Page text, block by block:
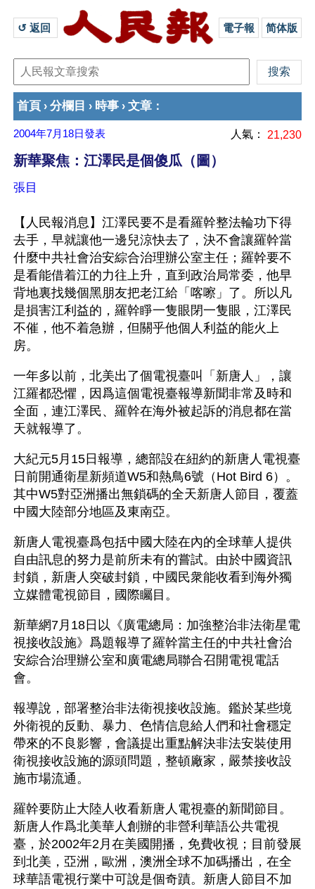
↺ 返回 電子報 简体版
首頁 › 分欄目 › 時事 › 文章 ：
2004年7月18日發表 人氣： 21,230
新華聚焦：江澤民是個傻瓜（圖）
張目
【人民報消息】江澤民要不是看羅幹整法輪功下得
去手，早就讓他一邊兒涼快去了，決不會讓羅幹當
什麼中共社會治安綜合治理辦公室主任；羅幹要不
是看能借着江的力往上升，直到政治局常委，他早
背地裏找幾個黑朋友把老江給「喀嚓」了。所以凡
是損害江利益的，羅幹睜一隻眼閉一隻眼，江澤民
不催，他不着急辦，但關乎他個人利益的能火上
房。
一年多以前，北美出了個電視臺叫「新唐人」，讓
江羅都恐懼，因爲這個電視臺報導新聞非常及時和
全面，連江澤民、羅幹在海外被起訴的消息都在當
天就報導了。
大紀元5月15日報導，總部設在紐約的新唐人電視臺
日前開通衛星新頻道W5和熱鳥6號（Hot Bird 6）。
其中W5對亞洲播出無鎖碼的全天新唐人節目，覆蓋
中國大陸部分地區及東南亞。
新唐人電視臺爲包括中國大陸在內的全球華人提供
自由訊息的努力是前所未有的嘗試。由於中國資訊
封鎖，新唐人突破封鎖，中國民衆能收看到海外獨
立媒體電視節目，國際矚目。
新華網7月18日以《廣電總局：加強整治非法衛星電
視接收設施》爲題報導了羅幹當主任的中共社會治
安綜合治理辦公室和廣電總局聯合召開電視電話
會。
報導說，部署整治非法衛視接收設施。鑑於某些境
外衛視的反動、暴力、色情信息給人們和社會穩定
帶來的不良影響，會議提出重點解決非法安裝使用
衛視接收設施的源頭問題，整頓廠家，嚴禁接收設
施市場流通。
羅幹要防止大陸人收看新唐人電視臺的新聞節目。
新唐人作爲北美華人創辦的非營利華語公共電視
臺，於2002年2月在美國開播，免費收視；目前發展
到北美，亞洲，歐洲，澳洲全球不加碼播出，在全
球華語電視行業中可說是個奇蹟。新唐人節目不加